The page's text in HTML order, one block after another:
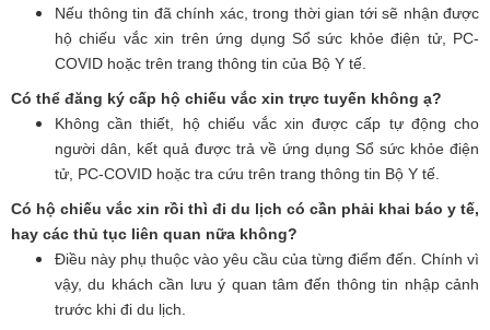
Nếu thông tin đã chính xác, trong thời gian tới sẽ nhận được
hộ chiếu vắc xin trên ứng dụng Sổ sức khỏe điện tử, PC-
COVID hoặc trên trang thông tin của Bộ Y tế.
Có thể đăng ký cấp hộ chiếu vắc xin trực tuyến không ạ?
Không cần thiết, hộ chiếu vắc xin được cấp tự động cho
người dân, kết quả được trả về ứng dụng Sổ sức khỏe điện
tử, PC-COVID hoặc tra cứu trên trang thông tin Bộ Y tế.
Có hộ chiếu vắc xin rồi thì đi du lịch có cần phải khai báo y tế,
hay các thủ tục liên quan nữa không?
Điều này phụ thuộc vào yêu cầu của từng điểm đến. Chính vì
vậy, du khách cần lưu ý quan tâm đến thông tin nhập cảnh
trước khi đi du lịch.